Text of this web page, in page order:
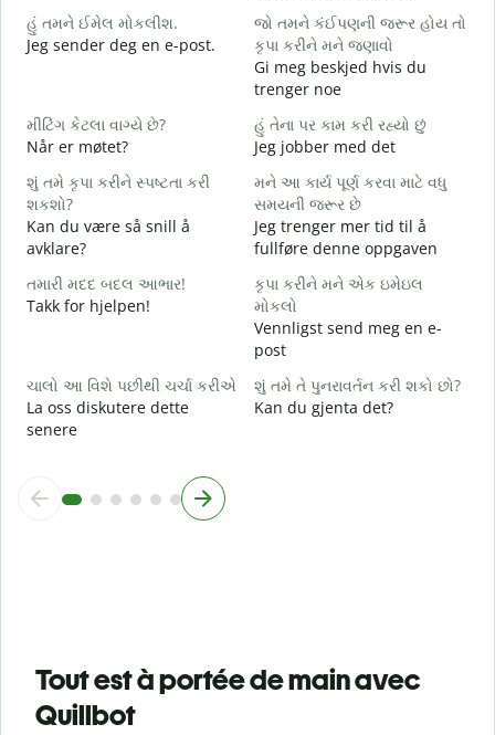
હું તમને ઈમેલ મોકલીશ.
Jeg sender deg en e-post.
જો તમને કંઈપણની જરૂર હોય તો
કૃપા કરીને મને જણાવો
Gi meg beskjed hvis du
trenger noe
મીટિંગ કેટલા વાગ્યે છે?
Når er møtet?
હું તેના પર કામ કરી રહ્યો છું
Jeg jobber med det
શું તમે કૃપા કરીને સ્પષ્ટતા કરી
શકશો?
Kan du være så snill å
avklare?
મને આ કાર્ય પૂર્ણ કરવા માટે વધુ
સમયની જરૂર છે
Jeg trenger mer tid til å
fullføre denne oppgaven
તમારી મદદ બદલ આભાર!
Takk for hjelpen!
કૃપા કરીને મને એક ઇમેઇલ
મોકલો
Vennligst send meg en e-
post
ચાલો આ વિશે પછીથી ચર્ચા કરીએ
La oss diskutere dette
senere
શું તમે તે પુનરાવર્તન કરી શકો છો?
Kan du gjenta det?
Tout est à portée de main avec
Quillbot